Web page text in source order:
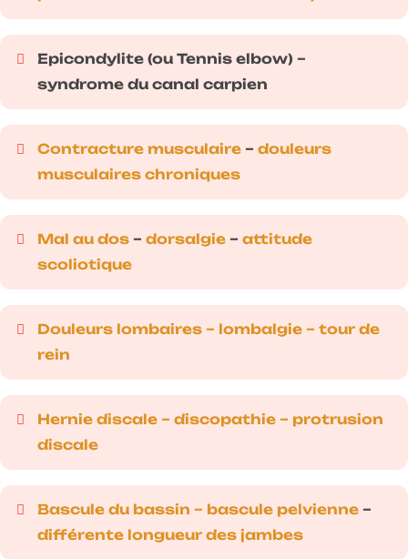
Epicondylite (ou Tennis elbow) –
syndrome du canal carpien
Contracture musculaire – douleurs
musculaires chroniques
Mal au dos – dorsalgie – attitude
scoliotique
Douleurs lombaires – lombalgie – tour de
rein
Hernie discale – discopathie – protrusion
discale
Bascule du bassin – bascule pelvienne –
différente longueur des jambes